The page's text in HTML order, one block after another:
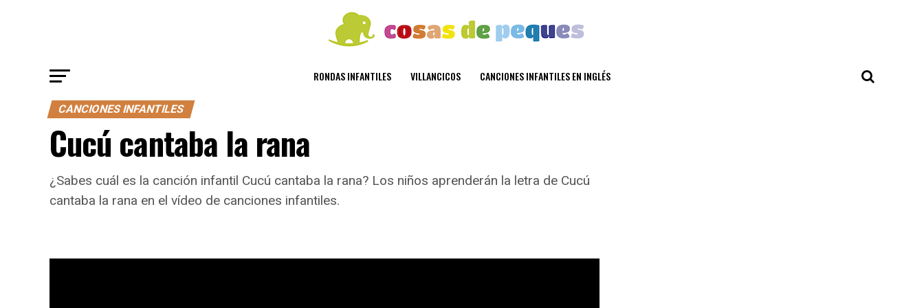
RONDAS INFANTILES VILLANCICOS CANCIONES INFANTILES EN INGLÉS
CANCIONES INFANTILES
Cucú cantaba la rana
¿Sabes cuál es la canción infantil Cucú cantaba la rana? Los niños aprenderán la letra de Cucú
cantaba la rana en el vídeo de canciones infantiles.